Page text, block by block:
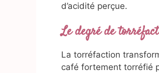
d’acidité perçue.
Le degré de
La torréfaction
café fortement torréfié